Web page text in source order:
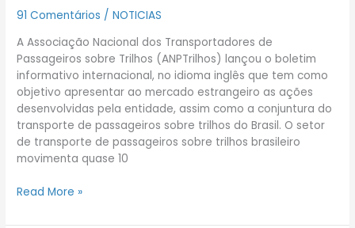
91 Comentários /NOTICIAS
A Associação Nacional dos Transportadores de
Passageiros sobre Trilhos (ANPTrilhos) lançou o boletim
informativo internacional, no idioma inglês que tem como
objetivo apresentar ao mercado estrangeiro as ações
desenvolvidas pela entidade, assim como a conjuntura do
transporte de passageiros sobre trilhos do Brasil. O setor
de transporte de passageiros sobre trilhos brasileiro
movimenta quase 10
ANPTrilhos
Read More »